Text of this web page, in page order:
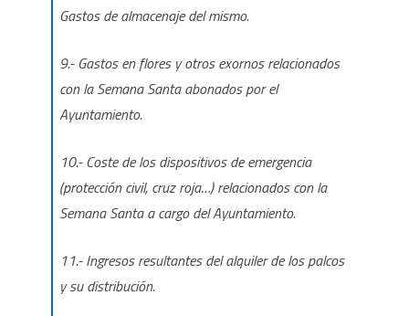
Gastos de almacenaje del mismo.
9.- Gastos en flores y otros exornos relacionados
con la Semana Santa abonados por el
Ayuntamiento.
10.- Coste de los dispositivos de emergencia
(protección civil, cruz roja…) relacionados con la
Semana Santa a cargo del Ayuntamiento.
11.- Ingresos resultantes del alquiler de los palcos
y su distribución.